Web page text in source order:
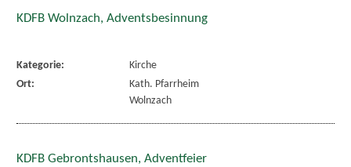
KDFB Wolnzach, Adventsbesinnung
Kategorie:
Kirche
Ort:
Kath. Pfarrheim
Wolnzach
KDFB Gebrontshausen, Adventfeier